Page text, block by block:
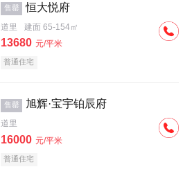
售罄 恒大悦府
道里 建面 65-154㎡
13680 元/平米
普通住宅
售罄 旭辉·宝宇铂辰府
道里
16000 元/平米
普通住宅